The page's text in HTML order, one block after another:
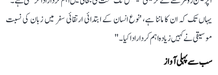
یہاں تک کہ ان کا ماننا ہے، 'نوع انسان کے ابتدائی ارتقائی سفر میں زبان کی نسبت
موسیقی نے کہیں زیادہ اہم کردار ادا کیا۔"
سب سے پہلی آواز